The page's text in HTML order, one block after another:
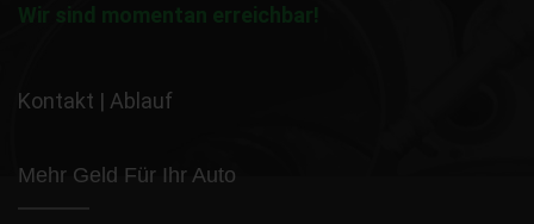
Wir sind momentan erreichbar!
Kontakt | Ablauf
Mehr Geld Für Ihr Auto